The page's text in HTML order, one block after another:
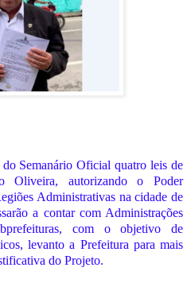
Semanário Oficial quatro leis de
Oliveira, autorizando o Poder
Administrativas na cidade de
a contar com Administrações
com o objetivo de
levanto a Prefeitura para mais
do Projeto.